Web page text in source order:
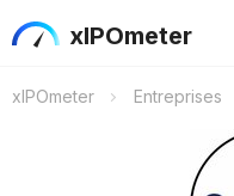
xIPOmeter
xIPOmeter Entreprises